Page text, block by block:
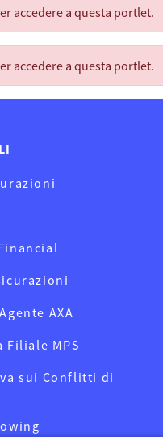
accedere a questa portlet.
accedere a questa portlet.
AXA
Filiale MPS
sui Conflitti di